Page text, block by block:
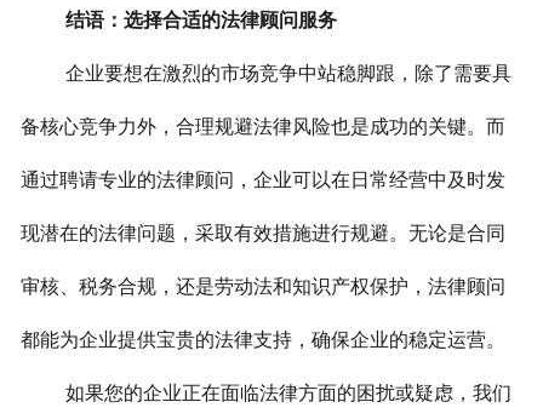
结语：选择合适的法律顾问服务
企业要想在激烈的市场竞争中站稳脚跟，除了需要具
备核心竞争力外，合理规避法律风险也是成功的关键。而
通过聘请专业的法律顾问，企业可以在日常经营中及时发
现潜在的法律问题，采取有效措施进行规避。无论是合同
审核、税务合规，还是劳动法和知识产权保护，法律顾问
都能为企业提供宝贵的法律支持，确保企业的稳定运营。
如果您的企业正在面临法律方面的困扰或疑虑，我们